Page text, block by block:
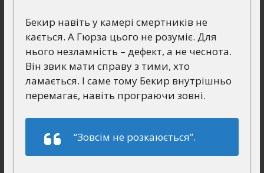
Бекир навіть у камері смертників не
кається. А Гюрза цього не розуміє. Для
нього незламність – дефект, а не чеснота.
Він звик мати справу з тими, хто
ламається. І саме тому Бекир внутрішньо
перемагає, навіть програючи зовні.
“Зовсім не розкаюється”.